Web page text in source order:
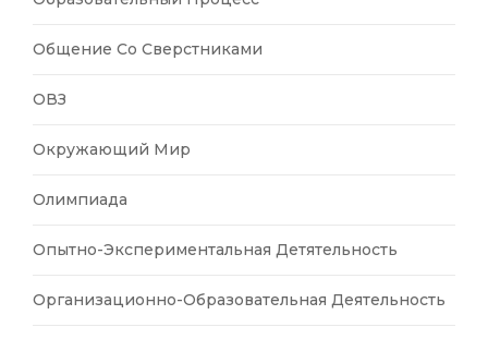
Общение Со Сверстниками
ОВЗ
Окружающий Мир
Олимпиада
Опытно-Экспериментальная Детятельность
Организационно-Образовательная Деятельность